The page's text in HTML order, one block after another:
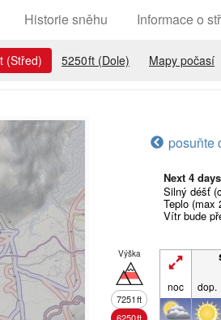
Historie sněhu Informace o
(Střed) 5250ft (Dole) Mapy počasí
posuňte
Next 4
Silný déšť
Teplo (max
Vítr bude
Výška
7251ft
noc dop.